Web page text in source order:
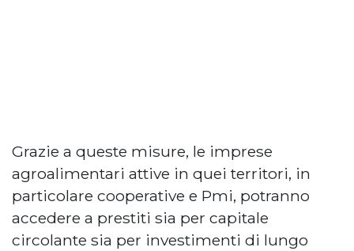
Grazie a queste misure, le imprese
agroalimentari attive in quei territori, in
particolare cooperative e Pmi, potranno
accedere a prestiti sia per capitale
circolante sia per investimenti di lungo